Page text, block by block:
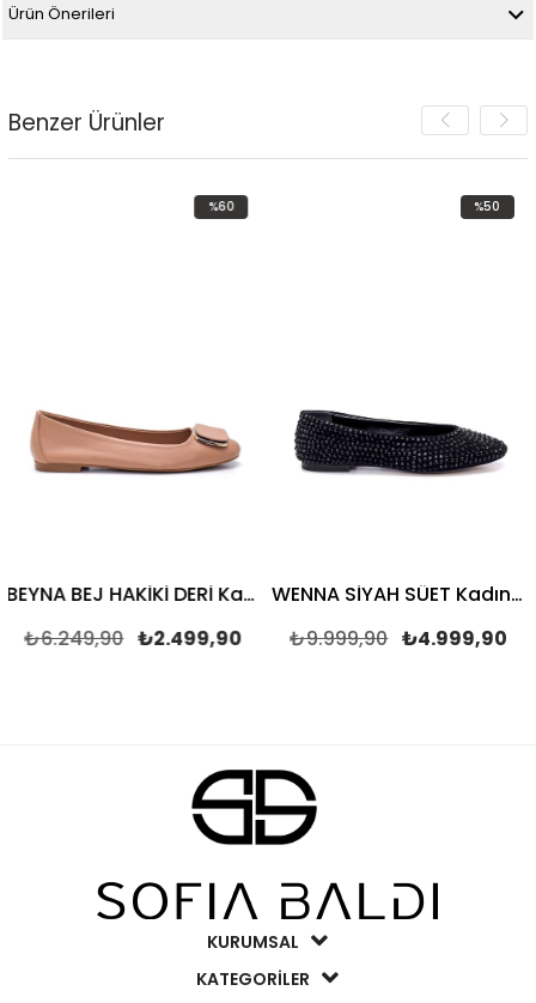
Ürün Önerileri
Benzer Ürünler
BEYNA BEJ HAKİKİ DERİ Kadın BABET
₺2.499,90
WENNA SİYAH SÜET Kadın BABET
₺4.999,90
₺9.999,90
KURUMSAL
KATEGORİLER